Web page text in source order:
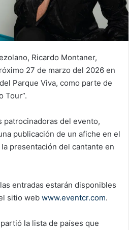
Ricardo Montaner,
27 de marzo del 2026 en
Parque Viva, como parte de
Tour”.
patrocinadoras del evento,
publicación de un afiche en el
presentación del cantante en
entradas estarán disponibles
sitio web www.eventcr.com.
la lista de países que